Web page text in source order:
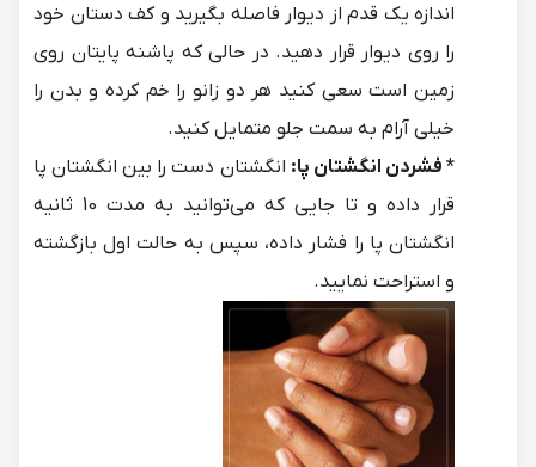
اندازه یک قدم از دیوار فاصله بگیرید و کف دستان خود
را روی دیوار قرار دهید. در حالی که پاشنه پایتان روی
زمین است سعی کنید هر دو زانو را خم کرده و بدن را
خیلی آرام به سمت جلو متمایل کنید.
* فشردن انگشتان پا: انگشتان دست را بین انگشتان پا
قرار داده و تا جایی که می‌توانید به مدت 10 ثانیه
انگشتان پا را فشار داده، سپس به حالت اول بازگشته
و استراحت نمایید.